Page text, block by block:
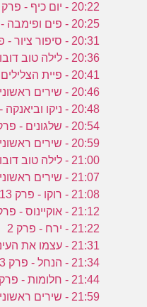
20:22 - יום כיף - פרק 2
20:25 - פים ופימבה - פרק 47
20:31 - סיפור ציור - פרק 3
20:36 - לילה טוב דובון - פרק 4
20:41 - פיית הצלילים - פרק 5
20:46 - שירים ראשונים - פרק 914
20:48 - ניקו וביאנקה - פרק 19
20:54 - שלגונים - פרק 7
20:59 - שירים ראשונים - פרק 28
21:00 - לילה טוב דובון - פרק 20
21:07 - שירים ראשונים - פרק 28
21:08 - רוקו - פרק 13
21:12 - אוקיינוס - פרק 14
21:22 - ירח - פרק 2
21:31 - עצמו את העיניים - פרק 16
21:34 - הנחל - פרק 3
21:44 - חלומות - פרק 6
21:59 - שירים ראשונים - פרק 920